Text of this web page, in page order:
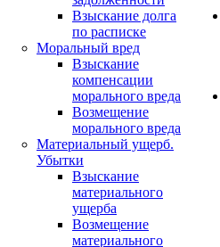
Взыскание долга
по расписке
Моральный вред
Взыскание
компенсации
морального вреда
Возмещение
морального вреда
Материальный ущерб.
Убытки
Взыскание
материального
ущерба
Возмещение
материального